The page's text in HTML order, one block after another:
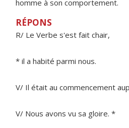
homme à son comportement.
RÉPONS
R/ Le Verbe s'est fait chair,
* il a habité parmi nous.
V/ Il était au commencement
V/ Nous avons vu sa gloire. *